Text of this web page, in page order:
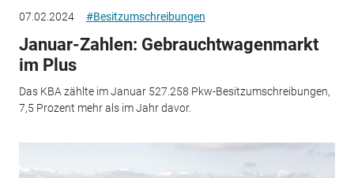
07.02.2024 #Besitzumschreibungen
Januar-Zahlen: Gebrauchtwagenmarkt
im Plus
Das KBA zählte im Januar 527.258 Pkw-Besitzumschreibungen,
7,5 Prozent mehr als im Jahr davor.